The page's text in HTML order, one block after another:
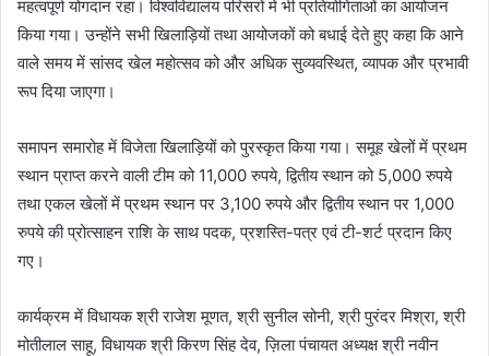
महत्वपूर्ण योगदान रहा। विश्वविद्यालय परिसरों में भी प्रतियोगिताओं का आयोजन
किया गया। उन्होंने सभी खिलाड़ियों तथा आयोजकों को बधाई देते हुए कहा कि आने
वाले समय में सांसद खेल महोत्सव को और अधिक सुव्यवस्थित, व्यापक और प्रभावी
रूप दिया जाएगा।
समापन समारोह में विजेता खिलाड़ियों को पुरस्कृत किया गया। समूह खेलों में प्रथम
स्थान प्राप्त करने वाली टीम को 11,000 रुपये, द्वितीय स्थान को 5,000 रुपये
तथा एकल खेलों में प्रथम स्थान पर 3,100 रुपये और द्वितीय स्थान पर 1,000
रुपये की प्रोत्साहन राशि के साथ पदक, प्रशस्ति-पत्र एवं टी-शर्ट प्रदान किए
गए।
कार्यक्रम में विधायक श्री राजेश मूणत, श्री सुनील सोनी, श्री पुरंदर मिश्रा, श्री
मोतीलाल साहू, विधायक श्री किरण सिंह देव, ज़िला पंचायत अध्यक्ष श्री नवीन